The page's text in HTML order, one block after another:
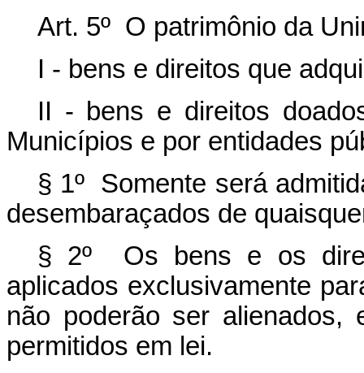
Art. 5º O patrimônio da
I - bens e direitos que
II - bens e direitos
Municípios e por entidades
§ 1º Somente será
desembaraçados de
§ 2º Os bens e os
aplicados exclusivamente
não poderão ser
permitidos em lei.